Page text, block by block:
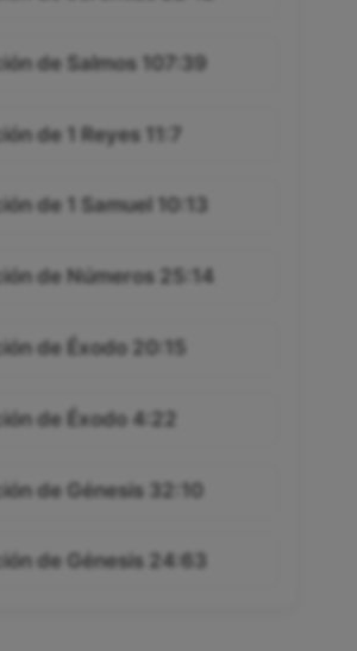
de Salmos 107:39
de 1 Reyes 11:7
de 1 Samuel 10:13
de Números 25:14
de Éxodo 20:15
de Éxodo 4:22
de Génesis 32:10
de Génesis 24:63